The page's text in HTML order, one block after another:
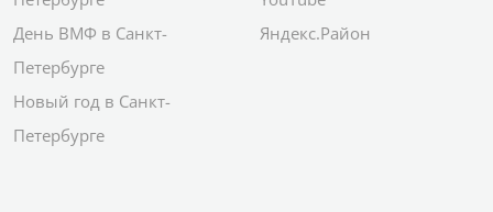
День ВМФ в Санкт-
Петербурге
Новый год в Санкт-
Петербурге
Яндекс.Район